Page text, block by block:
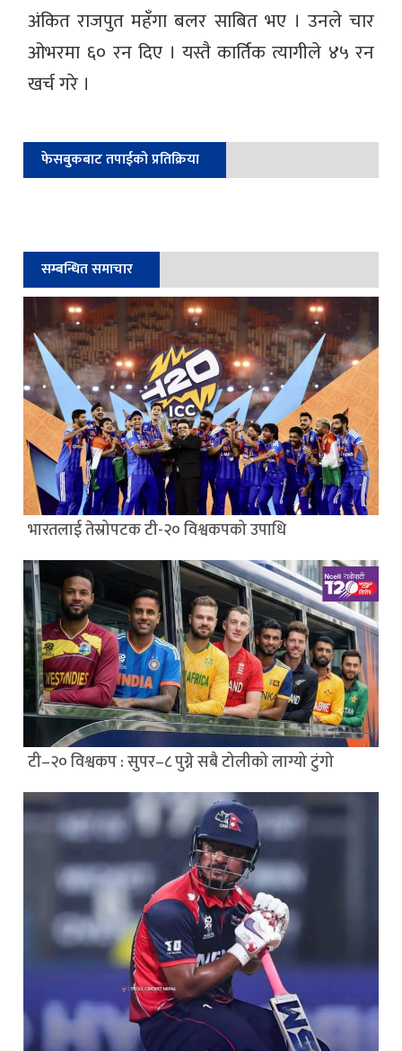
अंकित राजपुत महँगा बलर साबित भए । उनले चार
ओभरमा ६० रन दिए । यस्तै कार्तिक त्यागीले ४५ रन
खर्च गरे ।
फेसबुकबाट तपाईको प्रतिक्रिया
सम्बन्धित समाचार
भारतलाई तेस्रोपटक टी-२० विश्वकपको उपाधि
टी–२० विश्वकप : सुपर–८ पुग्ने सबै टोलीको लाग्यो टुंगो